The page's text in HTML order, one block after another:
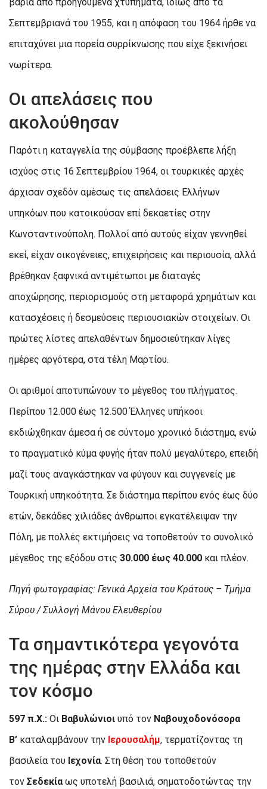
Σεπτεμβριανά του 1955, και η απόφαση του 1964 ήρθε να
επιταχύνει μια πορεία συρρίκνωσης που είχε ξεκινήσει
νωρίτερα.
Οι απελάσεις που
ακολούθησαν
Παρότι η καταγγελία της σύμβασης προέβλεπε λήξη
ισχύος στις 16 Σεπτεμβρίου 1964, οι τουρκικές αρχές
άρχισαν σχεδόν αμέσως τις απελάσεις Ελλήνων
υπηκόων που κατοικούσαν επί δεκαετίες στην
Κωνσταντινούπολη. Πολλοί από αυτούς είχαν γεννηθεί
εκεί, είχαν οικογένειες, επιχειρήσεις και περιουσία, αλλά
βρέθηκαν ξαφνικά αντιμέτωποι με διαταγές
αποχώρησης, περιορισμούς στη μεταφορά χρημάτων και
κατασχέσεις ή δεσμεύσεις περιουσιακών στοιχείων. Οι
πρώτες λίστες απελαθέντων δημοσιεύτηκαν λίγες
ημέρες αργότερα, στα τέλη Μαρτίου.
Οι αριθμοί αποτυπώνουν το μέγεθος του πλήγματος.
Περίπου 12.000 έως 12.500 Έλληνες υπήκοοι
εκδιώχθηκαν άμεσα ή σε σύντομο χρονικό διάστημα, ενώ
το πραγματικό κύμα φυγής ήταν πολύ μεγαλύτερο, επειδή
μαζί τους αναγκάστηκαν να φύγουν και συγγενείς με
Τουρκική υπηκοότητα. Σε διάστημα περίπου ενός έως δύο
ετών, δεκάδες χιλιάδες άνθρωποι εγκατέλειψαν την
Πόλη, με πολλές εκτιμήσεις να τοποθετούν το συνολικό
μέγεθος της εξόδου στις 30.000 έως 40.000 και πλέον.
Πηγή φωτογραφίας: Γενικά Αρχεία του Κράτους – Τμήμα
Σύρου / Συλλογή Μάνου Ελευθερίου
Τα σημαντικότερα γεγονότα
της ημέρας στην Ελλάδα και
τον κόσμο
597 π.Χ.: Οι Βαβυλώνιοι υπό τον Ναβουχοδονόσορα
Β’ καταλαμβάνουν την Ιερουσαλήμ, τερματίζοντας τη
βασιλεία του Ιεχονία. Στη θέση του τοποθετούν
τον Σεδεκία ως υποτελή βασιλιά, σηματοδοτώντας την